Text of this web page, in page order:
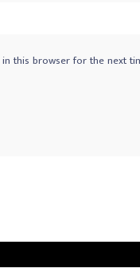
this browser for the next